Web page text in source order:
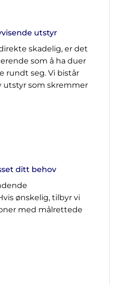
utstyr
skadelig, er det
som å ha duer
rundt seg. Vi bistår
utstyr som skremmer
ditt behov
ønskelig, tilbyr vi
med målrettede